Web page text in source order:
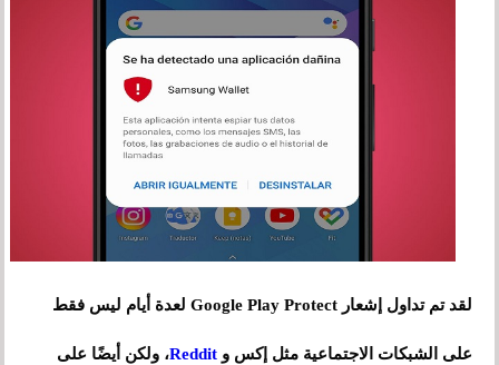
لقد تم تداول إشعار Google Play Protect لعدة أيام ليس فقط
على الشبكات الاجتماعية مثل إكس وReddit، ولكن أيضًا على